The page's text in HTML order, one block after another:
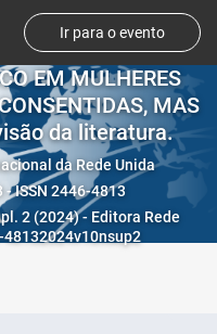
Ir para o evento
EM MULHERES
MAS
da literatura.
da Rede Unida
ISSN 2446-4813
2 (2024) - Editora Rede